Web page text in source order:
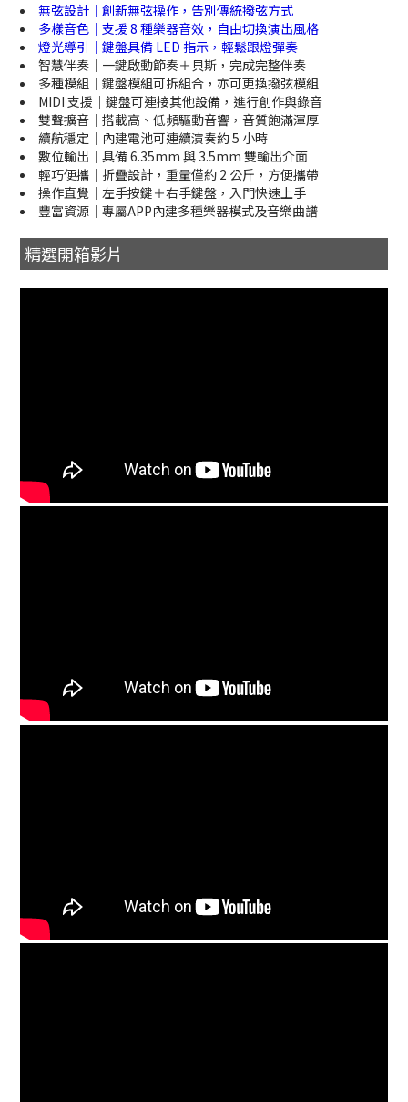
無弦設計｜創新無弦操作，告別傳統撥弦方式
多樣音色｜支援 8 種樂器音效，自由切換演出風格
燈光導引｜鍵盤具備 LED 指示，輕鬆跟燈彈奏
智慧伴奏｜一鍵啟動節奏＋貝斯，完成完整伴奏
多種模組｜鍵盤模組可拆組合，亦可更換撥弦模組
MIDI 支援｜鍵盤可連接其他設備，進行創作與錄音
雙聲擴音｜搭載高、低頻驅動音響，音質飽滿渾厚
續航穩定｜內建電池可連續演奏約 5 小時
數位輸出｜具備 6.35mm 與 3.5mm 雙輸出介面
輕巧便攜｜折疊設計，重量僅約 2 公斤，方便攜帶
操作直覺｜左手按鍵＋右手鍵盤，入門快速上手
豐富資源｜專屬APP內建多種樂器模式及音樂曲譜
精選開箱影片